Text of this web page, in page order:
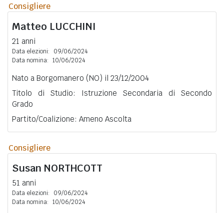
Consigliere
Matteo LUCCHINI
21 anni
Data elezioni:
09/06/2024
Data nomina: 10/06/2024
Nato a Borgomanero (NO) il 23/12/2004
Titolo di Studio: Istruzione Secondaria di Secondo
Grado
Partito/Coalizione: Ameno Ascolta
Consigliere
Susan NORTHCOTT
51 anni
Data elezioni:
09/06/2024
Data nomina: 10/06/2024